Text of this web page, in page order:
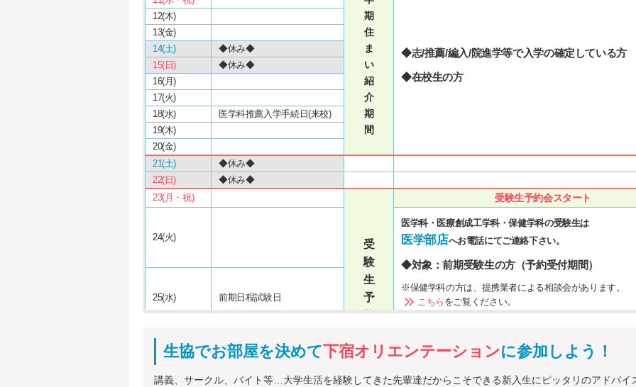
期
住
ま
い
紹
介
期
間
◆志/推薦/編入/院進学等で入学の確定している方
◆在校生の方
12(木)
13(金)
14(土)
◆休み◆
15(日)
◆休み◆
16(月)
17(火)
18(水)
医学科推薦入学手続日(来校)
19(木)
20(金)
21(土)
◆休み◆
22(日)
◆休み◆
23(月・祝)
受
験
生
予
間
受験生予約会スタート
24(火)
医学科・医療創成工学科・保健学科の受験生は
医学部店へお電話にてご連絡下さい。
◆対象：前期受験生の方（予約受付期間）
※保健学科の方は、提携業者による相談会があります。
こちら をご覧ください。
こちらも必ずお読みください
25(水) 前期日程試験日
26(木) 前期日程試験日(面接日)
生協でお部屋を決めて下宿オリエンテーションに参加しよう！
講義、サークル、バイト等…大学生活を経験してきた先輩達だからこそできる新入生にピッタリのアドバイ